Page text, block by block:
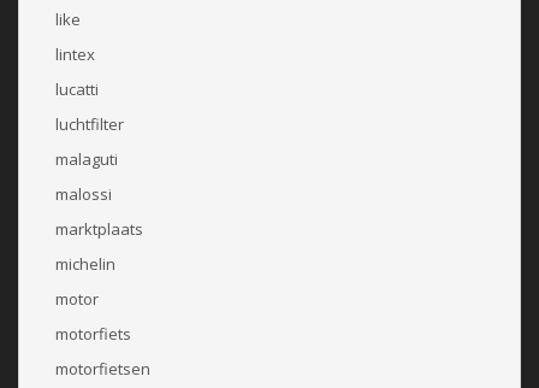
like
lintex
lucatti
luchtfilter
malaguti
malossi
marktplaats
michelin
motor
motorfiets
motorfietsen